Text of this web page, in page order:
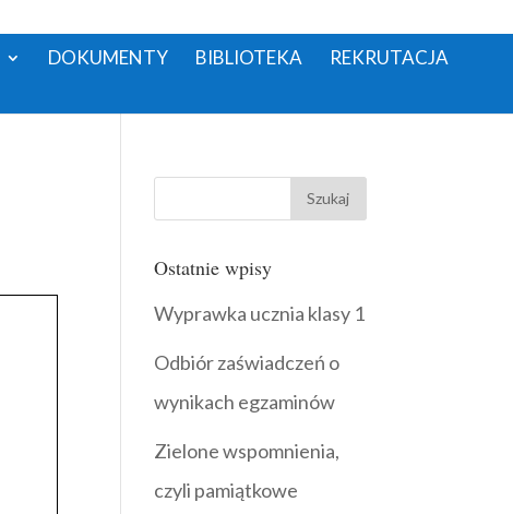
DOKUMENTY BIBLIOTEKA
REKRUTACJA
Ostatnie wpisy
Wyprawka ucznia klasy 1
Odbiór zaświadczeń o
wynikach egzaminów
Zielone wspomnienia,
czyli pamiątkowe